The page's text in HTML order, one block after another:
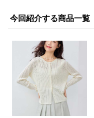
今回紹介する商品一覧